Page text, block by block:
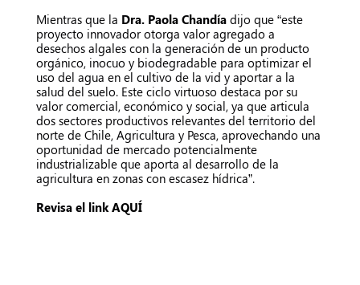
Mientras que la Dra. Paola Chandía dijo que “este
proyecto innovador otorga valor agregado a
desechos algales con la generación de un producto
orgánico, inocuo y biodegradable para optimizar el
uso del agua en el cultivo de la vid y aportar a la
salud del suelo. Este ciclo virtuoso destaca por su
valor comercial, económico y social, ya que articula
dos sectores productivos relevantes del territorio del
norte de Chile, Agricultura y Pesca, aprovechando una
oportunidad de mercado potencialmente
industrializable que aporta al desarrollo de la
agricultura en zonas con escasez hídrica”.
Revisa el linkAQUÍ